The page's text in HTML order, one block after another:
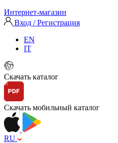
Интернет-магазин
Вход / Регистрация
EN
IT
Скачать каталог
Скачать мобильный каталог
RU